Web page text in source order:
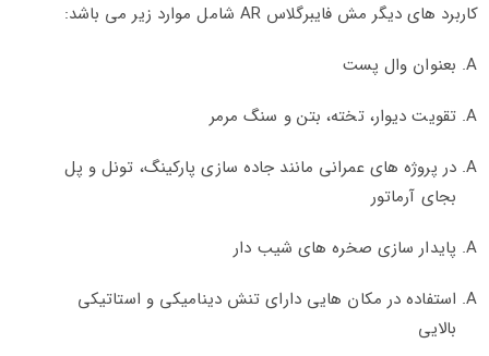
کاربرد های دیگر مش فایبرگلاس AR شامل موارد زیر می باشد:
بعنوان وال پست
تقویت دیوار، تخته، بتن و سنگ مرمر
در پروژه های عمرانی مانند جاده سازی پارکینگ، تونل و پل
بجای آرماتور
پایدار سازی صخره های شیب دار
استفاده در مکان هایی دارای تنش دینامیکی و استاتیکی
بالایی